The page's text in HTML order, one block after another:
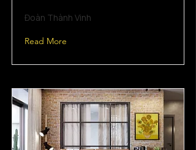
Đoàn Thành Vinh
Read More